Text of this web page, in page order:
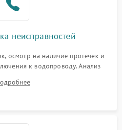
1700 ₽
2100 ₽ Подробнее →
неисправностей
осмотр на наличие протечек и
к водопроводу. Анализ
слива, нагрева, вращения
системы защиты